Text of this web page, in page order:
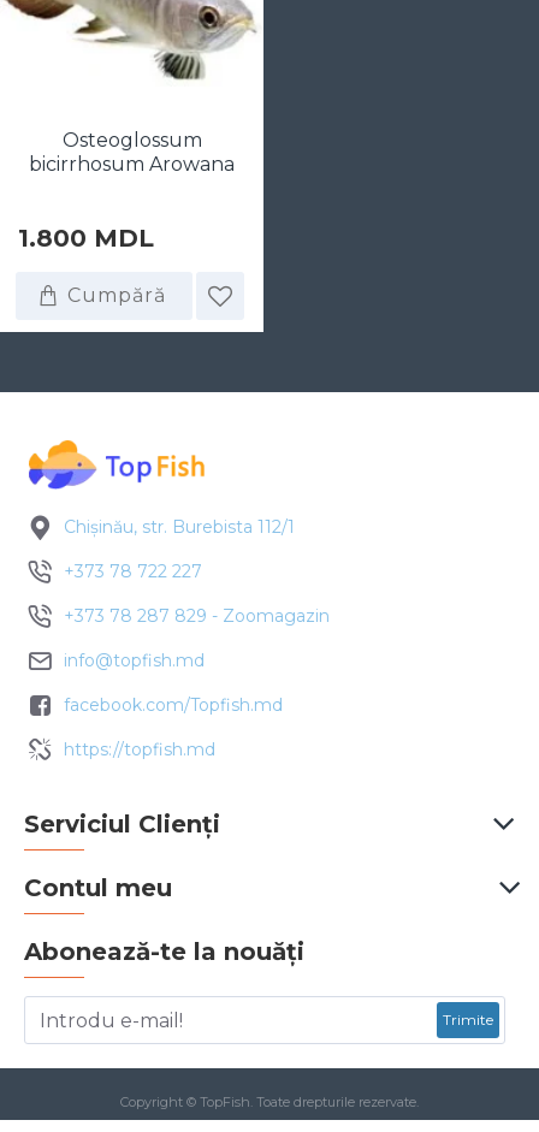
Osteoglossum
bicirrhosum Arowana
1.800 MDL
Cumpără
Chișinău, str. Burebista 112/1
+373 78 722 227
+373 78 287 829 - Zoomagazin
info@topfish.md
facebook.com/Topfish.md
https://topfish.md
Serviciul Clienți
Contul meu
Abonează-te la nouăți
Trimite
Copyright © TopFish. Toate drepturile rezervate.